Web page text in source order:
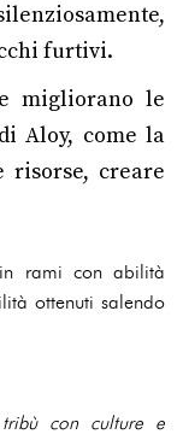
furtivi.
migliorano le
Aloy, come la
risorse, creare
rami con abilità
ottenuti salendo
tribù con culture e